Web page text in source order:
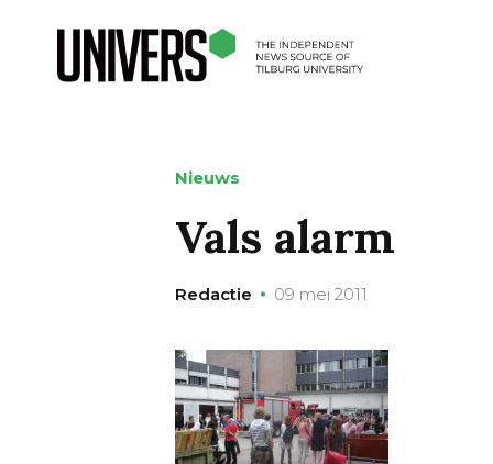
Nieuws
Vals alarm
Redactie 09 mei 2011